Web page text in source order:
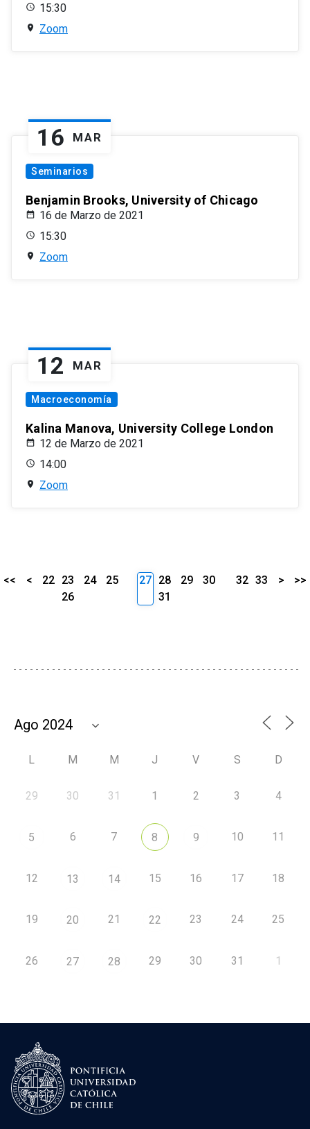
15:30
Zoom
16 MAR
Seminarios
Benjamin Brooks, University of Chicago
16 de Marzo de 2021
15:30
Zoom
12 MAR
Macroeconomía
Kalina Manova, University College London
12 de Marzo de 2021
14:00
Zoom
<< < 22 23 24
25
26
27 28 29
30
31
32 33 > >>
L M M J V S D
29 30 31 1 2 3 4
5 6 7 8 9 10 11
12 13 14 15 16 17 18
19 20 21 22 23 24 25
26 27 28 29 30 31 1